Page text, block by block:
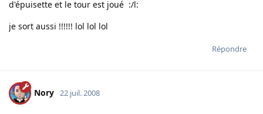
d'épuisette et le tour est joué :/l:
je sort aussi !!!!!! lol lol lol
Répondre
Nory 22 juil. 2008